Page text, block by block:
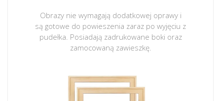
Obrazy nie wymagają dodatkowej oprawy i
są gotowe do powieszenia zaraz po wyjęciu z
pudełka. Posiadają zadrukowane boki oraz
zamocowaną zawieszkę.